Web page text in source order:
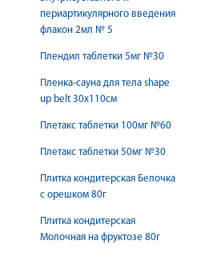
периартикулярного введения
флакон 2мл № 5
Плендил таблетки 5мг №30
Пленка-сауна для тела shape
up belt 30х110см
Плетакс таблетки 100мг №60
Плетакс таблетки 50мг №30
Плитка кондитерская Белочка
с орешком 80г
Плитка кондитерская
Молочная на фруктозе 80г